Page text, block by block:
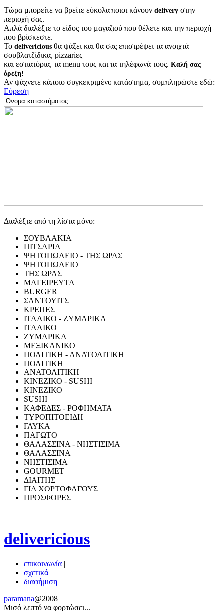
Τώρα μπορείτε να βρείτε εύκολα ποιοι κάνουν delivery στην
περιοχή σας.
Απλά διαλέξτε το είδος του μαγαζιού που θέλετε και την περιοχή
που βρίσκεστε.
Το delivericious θα ψάξει και θα σας επιστρέψει τα ανοιχτά
σουβλατζίδικα, pizzariες
και εστιατόρια, τα menu τους και τα τηλέφωνά τους. Καλή σας
όρεξη!
Αν ψάχνετε κάποιο συγκεκριμένο κατάστημα, συμπληρώστε εδώ:
Εύρεση
Διαλέξτε από τη λίστα μόνο:
ΣΟΥΒΛΑΚΙΑ
ΠΙΤΣΑΡΙΑ
ΨΗΤΟΠΩΛΕΙΟ - ΤΗΣ ΩΡΑΣ
ΨΗΤΟΠΩΛΕΙΟ
ΤΗΣ ΩΡΑΣ
ΜΑΓΕΙΡΕΥΤΑ
BURGER
ΣΑΝΤΟΥΙΤΣ
ΚΡΕΠΕΣ
ΙΤΑΛΙΚΟ - ΖΥΜΑΡΙΚΑ
ΙΤΑΛΙΚΟ
ΖΥΜΑΡΙΚΑ
ΜΕΞΙΚΑΝΙΚΟ
ΠΟΛΙΤΙΚΗ - ΑΝΑΤΟΛΙΤΙΚΗ
ΠΟΛΙΤΙΚΗ
ΑΝΑΤΟΛΙΤΙΚΗ
ΚΙΝΕΖΙΚΟ - SUSHI
ΚΙΝΕΖΙΚΟ
SUSHI
ΚΑΦΕΔΕΣ - ΡΟΦΗΜΑΤΑ
ΤΥΡΟΠΙΤΟΕΙΔΗ
ΓΛΥΚΑ
ΠΑΓΩΤΟ
ΘΑΛΑΣΣΙΝΑ - ΝΗΣΤΙΣΙΜΑ
ΘΑΛΑΣΣΙΝΑ
ΝΗΣΤΙΣΙΜΑ
GOURMET
ΔΙΑΙΤΗΣ
ΓΙΑ ΧΟΡΤΟΦΑΓΟΥΣ
ΠΡΟΣΦΟΡΕΣ
delivericious
επικοινωνία |
σχετικά |
διαφήμιση
paramana@2008
Μισό λεπτό να φoρτώσει...